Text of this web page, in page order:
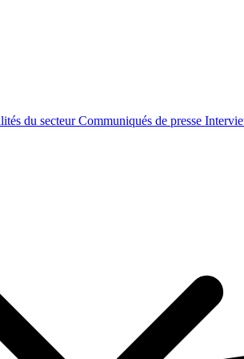
du secteurCommuniqués de presse